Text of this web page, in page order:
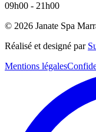
09h00 - 21h00
© 2026 Janate Spa
Réalisé et designé par
Mentions légales